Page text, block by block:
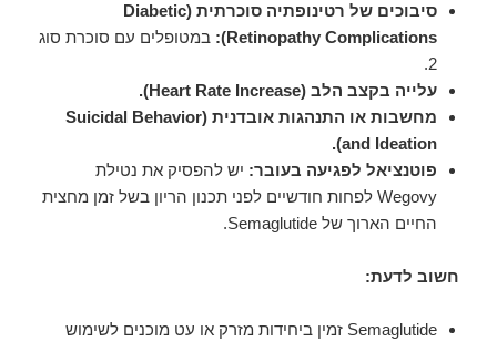
סיבוכים של רטינופתיה סוכרתית (Diabetic
Retinopathy Complications):
במטופלים עם סוכרת סוג
2.
עלייה בקצב הלב (Heart Rate Increase).
מחשבות או התנהגות אובדנית (Suicidal Behavior
and Ideation).
פוטנציאל לפגיעה בעובר: יש להפסיק את נטילת
Wegovy לפחות חודשיים לפני תכנון הריון בשל זמן מחצית
החיים הארוך של Semaglutide.
חשוב לדעת:
Semaglutide זמין ביחידות מזרק או עט מוכנים לשימוש